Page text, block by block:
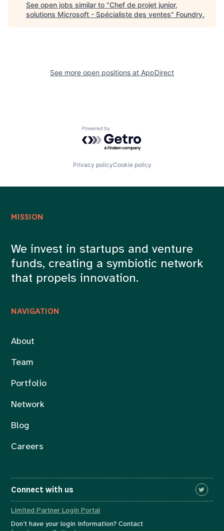
See open jobs similar to "Chef de projet junior,
solutions Microsoft - Spécialiste des ventes" Foundry.
See more open positions at AppDirect
Powered by Getro.com
Privacy policyCookie policy
NAVIGATION
About
Team
Portfolio
Network
Blog
Careers
MISSION
We invest in startups and venture
funds, creating a symbiotic network
that propels innovation.
Connect with us
Limited Partner Login Portal
Don’t have your login information? Contact